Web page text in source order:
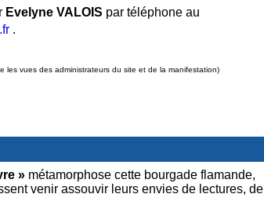
Evelyne VALOIS par téléphone au
.
les vues des administrateurs du site et de la manifestation)
» métamorphose cette bourgade flamande,
venir assouvir leurs envies de lectures, de